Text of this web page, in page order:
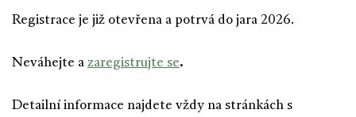
Registrace je již otevřena a potrvá do jara 2026.
Neváhejte a zaregistrujte se.
Detailní informace najdete vždy na stránkách s